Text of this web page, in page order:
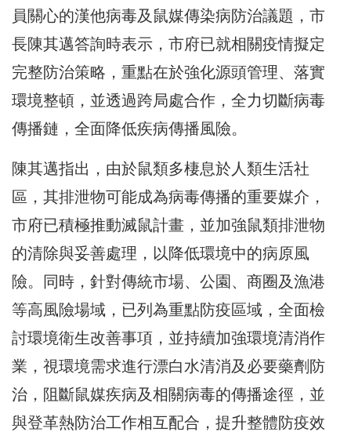
員關心的漢他病毒及鼠媒傳染病防治議題，市
長陳其邁答詢時表示，市府已就相關疫情擬定
完整防治策略，重點在於強化源頭管理、落實
環境整頓，並透過跨局處合作，全力切斷病毒
傳播鏈，全面降低疾病傳播風險。
陳其邁指出，由於鼠類多棲息於人類生活社
區，其排泄物可能成為病毒傳播的重要媒介，
市府已積極推動滅鼠計畫，並加強鼠類排泄物
的清除與妥善處理，以降低環境中的病原風
險。同時，針對傳統市場、公園、商圈及漁港
等高風險場域，已列為重點防疫區域，全面檢
討環境衛生改善事項，並持續加強環境清消作
業，視環境需求進行漂白水清消及必要藥劑防
治，阻斷鼠媒疾病及相關病毒的傳播途徑，並
與登革熱防治工作相互配合，提升整體防疫效